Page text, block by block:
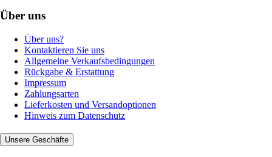
Über uns
Über uns?
Kontaktieren Sie uns
Allgemeine Verkaufsbedingungen
Rückgabe & Erstattung
Impressum
Zahlungsarten
Lieferkosten und Versandoptionen
Hinweis zum Datenschutz
Unsere Geschäfte